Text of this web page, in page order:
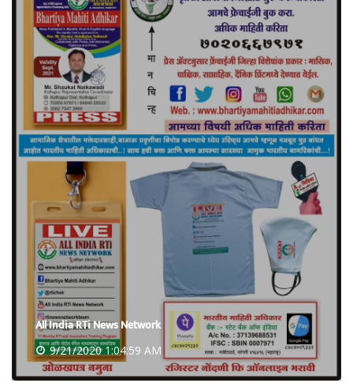
All India RTi News Network
9/21/2020 1:04:59 AM